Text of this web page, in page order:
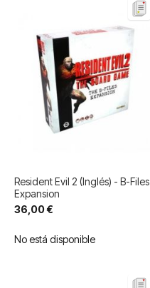
Resident Evil 2 (Inglés) - B-Files
Expansion
36,00 €
No está disponible